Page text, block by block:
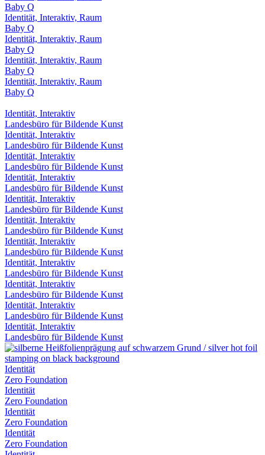
Baby Q
Identität, Interaktiv, Raum
Baby Q
Identität, Interaktiv, Raum
Baby Q
Identität, Interaktiv, Raum
Baby Q
Identität, Interaktiv, Raum
Baby Q
Identität, Interaktiv
Landesbüro für Bildende Kunst
Identität, Interaktiv
Landesbüro für Bildende Kunst
Identität, Interaktiv
Landesbüro für Bildende Kunst
Identität, Interaktiv
Landesbüro für Bildende Kunst
Identität, Interaktiv
Landesbüro für Bildende Kunst
Identität, Interaktiv
Landesbüro für Bildende Kunst
Identität, Interaktiv
Landesbüro für Bildende Kunst
Identität, Interaktiv
Landesbüro für Bildende Kunst
Identität, Interaktiv
Landesbüro für Bildende Kunst
Identität, Interaktiv
Landesbüro für Bildende Kunst
Identität, Interaktiv
Landesbüro für Bildende Kunst
Identität
Zero Foundation
Identität
Zero Foundation
Identität
Zero Foundation
Identität
Zero Foundation